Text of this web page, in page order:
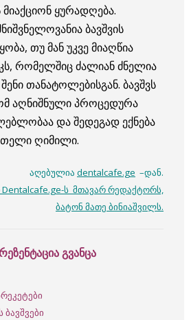
ყურადღება.
ბავშვის
თუ მან უკვე მიაღწია
რომელშიც ძალიან ძნელია
თანატოლებისგან. ბავშვს
აღნიშნული პროცედურა
და შედეგად ექნება
ღიმილი.
აღებულია dentalcafe.ge –დან.
ს მთავარ რედაქტორს,
ბატონ მათე ბინიაშვილს.
გვანცა